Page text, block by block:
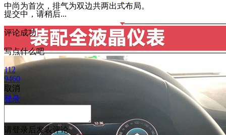
中尚为首次，排气为双边共两出式布局。
提交中，请稍后...
评论成功
写点什么吧
112
9460
取消
登录
请登录 后发表评论